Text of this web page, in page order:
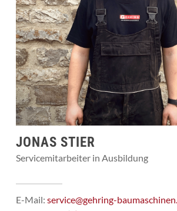
JONAS STIER
Servicemitarbeiter in Ausbildung
E-Mail:service@gehring-